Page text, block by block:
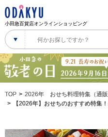
小田急百貨店オンラインショッピング
TOP
2026年 おせち料理特集（通販
【2026年】おせちのおすすめ特集